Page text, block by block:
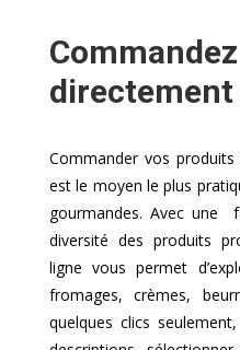
directement
Commander vos
est le moyen le plus
gourmandes. Avec une
diversité des produits
ligne vous permet
fromages, crèmes,
quelques clics